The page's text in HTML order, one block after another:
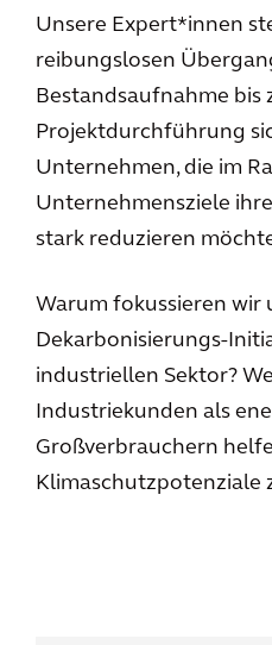
Unsere Expert*innen
reibungslosen
Bestandsaufnahme bis
Projektdurchführung
Unternehmen, die im
Unternehmensziele
stark reduzieren
Warum fokussieren wir
Dekarbonisierungs-
industriellen Sektor?
Industriekunden als
Großverbrauchern
Klimaschutzpotenziale